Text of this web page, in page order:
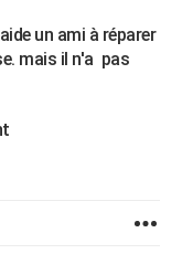
un ami à réparer
mais il n'a pas